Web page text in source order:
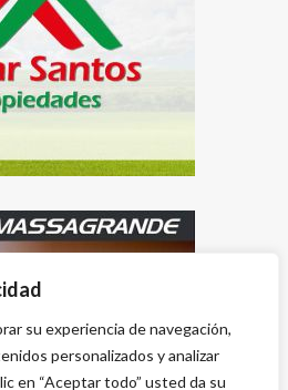
su experiencia de navegación,
personalizados y analizar
en “Aceptar todo” usted da su